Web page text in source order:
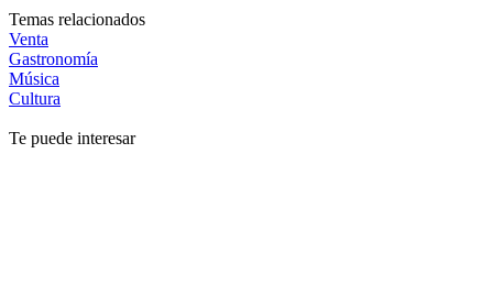
Temas relacionados
Venta
Gastronomía
Música
Cultura
Te puede interesar